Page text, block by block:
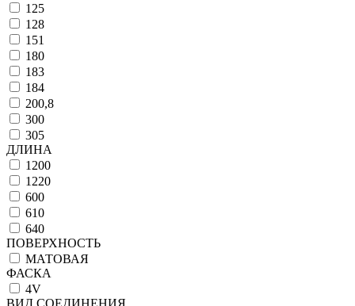
125
128
151
180
183
184
200,8
300
305
ДЛИНА
1200
1220
600
610
640
ПОВЕРХНОСТЬ
МАТОВАЯ
ФАСКА
4V
ВИД СОЕДИНЕНИЯ